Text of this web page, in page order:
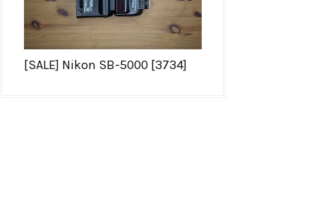
[SALE] Nikon SB-5000 [3734]